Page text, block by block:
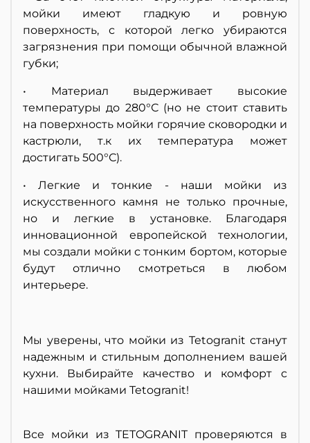
мойки имеют гладкую и ровную
поверхность, с которой легко убираются
загрязнения при помощи обычной влажной
губки;
• Материал выдерживает высокие
температуры до 280°С (но не стоит ставить
на поверхность мойки горячие сковородки и
кастрюли, т.к их температура может
достигать 500°С).
• Легкие и тонкие - наши мойки из
искусственного камня не только прочные,
но и легкие в установке. Благодаря
инновационной европейской технологии,
мы создали мойки с тонким бортом, которые
будут отлично смотреться в любом
интерьере.
Мы уверены, что мойки из Tetogranit станут
надежным и стильным дополнением вашей
кухни. Выбирайте качество и комфорт с
нашими мойками Tetogranit!
Все мойки из TETOGRANIT проверяются в